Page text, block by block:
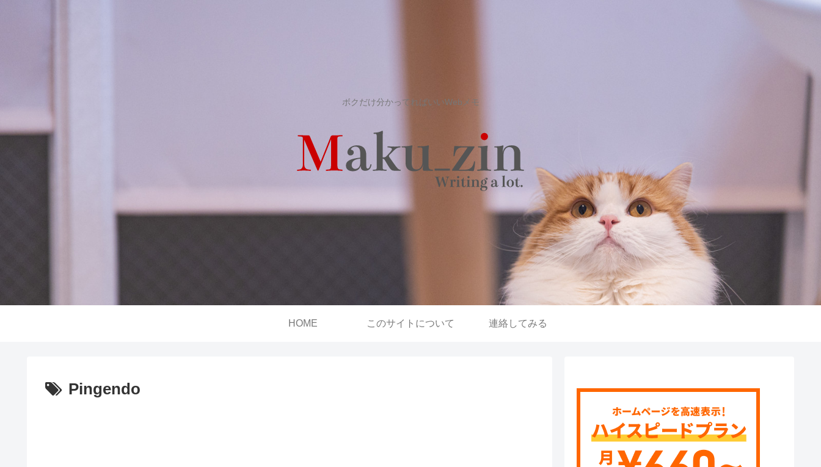
ボクだけ分かってればいいWebメモ
HOME このサイトについて 連絡してみる
Pingendo